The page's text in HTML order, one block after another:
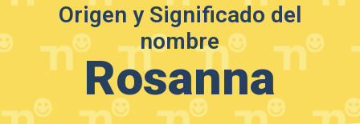
Origen y Significado del
nombre
Rosanna